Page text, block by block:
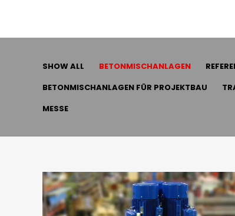
SHOW ALL BETONMISCHANLAGEN
BETONMISCHANLAGEN FÜR PROJEKTBAU
MESSE